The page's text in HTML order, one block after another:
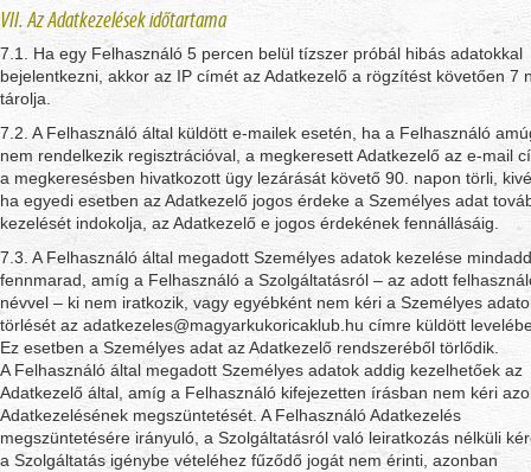
VII. Az Adatkezelések időtartama
7.1. Ha egy Felhasználó 5 percen belül tízszer próbál hibás adatokkal
bejelentkezni, akkor az IP címét az Adatkezelő a rögzítést követően 7
tárolja.
7.2. A Felhasználó által küldött e-mailek esetén, ha a Felhasználó
nem rendelkezik regisztrációval, a megkeresett Adatkezelő az e-mail
a megkeresésben hivatkozott ügy lezárását követő 90. napon törli,
ha egyedi esetben az Adatkezelő jogos érdeke a Személyes adat
kezelését indokolja, az Adatkezelő e jogos érdekének fennállásáig.
7.3. A Felhasználó által megadott Személyes adatok kezelése
fennmarad, amíg a Felhasználó a Szolgáltatásról – az adott
névvel – ki nem iratkozik, vagy egyébként nem kéri a Személyes
törlését az adatkezeles@magyarkukoricaklub.hu címre küldött
Ez esetben a Személyes adat az Adatkezelő rendszeréből törlődik.
A Felhasználó által megadott Személyes adatok addig kezelhetőek az
Adatkezelő által, amíg a Felhasználó kifejezetten írásban nem kéri
Adatkezelésének megszüntetését. A Felhasználó Adatkezelés
megszüntetésére irányuló, a Szolgáltatásról való leiratkozás nélküli
a Szolgáltatás igénybe vételéhez fűződő jogát nem érinti, azonban